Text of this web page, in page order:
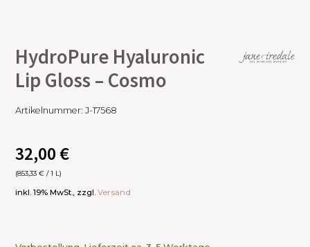
HydroPure Hyaluronic
Lip Gloss – Cosmo
Artikelnummer:J-17568
32,00 €
(853,33€ / 1 L)
inkl. 19% MwSt., zzgl.Versand